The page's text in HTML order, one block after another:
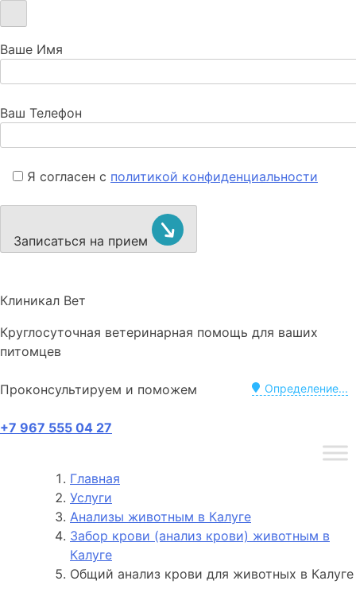
Ваше Имя
Ваш Телефон
Я согласен с политикой конфиденциальности
Записаться на прием
Клиникал Вет
Круглосуточная ветеринарная помощь для ваших
питомцев
Определение...
Проконсультируем и поможем
+7 967 555 04 27
Главная
Услуги
Анализы животным в Калуге
Забор крови (анализ крови) животным в
Калуге
Общий анализ крови для животных в Калуге